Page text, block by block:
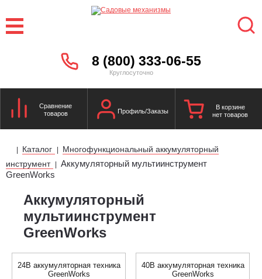
8 (800) 333-06-55
Круглосуточно
Сравнение
товаров
Профиль/Заказы
В корзине
нет товаров
| Каталог |
Многофункциональный аккумуляторный
инструмент
| Аккумуляторный мультиинструмент
GreenWorks
Аккумуляторный
мультиинструмент
GreenWorks
24В аккумуляторная техника
GreenWorks
40В аккумуляторная техника
GreenWorks